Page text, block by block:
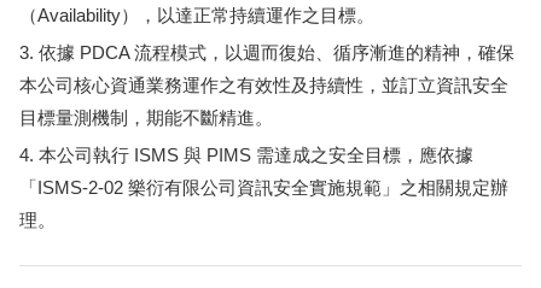
（Availability），以達正常持續運作之目標。
依據 PDCA 流程模式，以週而復始、循序漸進的精神，確保
本公司核心資通業務運作之有效性及持續性，並訂立資訊安全
目標量測機制，期能不斷精進。
本公司執行 ISMS 與 PIMS 需達成之安全目標，應依據
「ISMS-2-02 樂衍有限公司資訊安全實施規範」之相關規定辦
理。